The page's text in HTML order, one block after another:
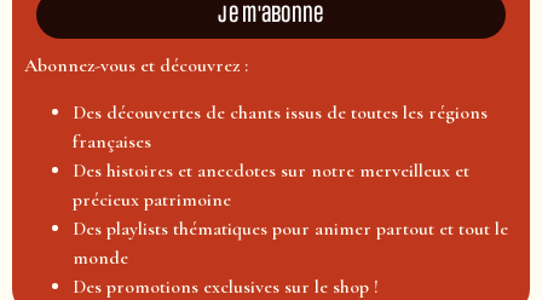
Je m'abonne
Abonnez-vous et découvrez :
Des découvertes de chants issus de toutes les régions
françaises
Des histoires et anecdotes sur notre merveilleux et
précieux patrimoine
Des playlists thématiques pour animer partout et tout le
monde
Des promotions exclusives sur le shop !